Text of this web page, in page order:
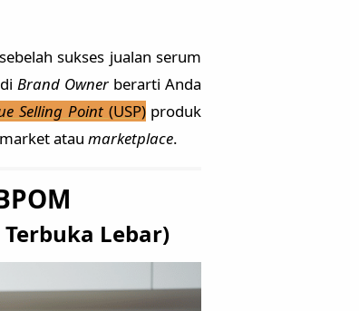
sukses jualan serum
Brand Owner berarti Anda
Selling Point(USP)produk
atau marketplace.
Lebar)